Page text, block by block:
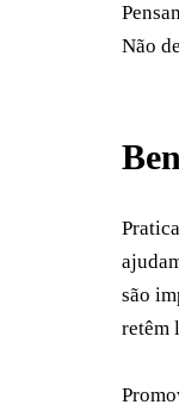
Não
são
retêm